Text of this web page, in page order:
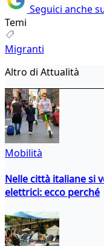
Seguici anche
Temi
Migranti
Altro di Attualità
Mobilità
Nelle città italiane si
elettrici: ecco perché